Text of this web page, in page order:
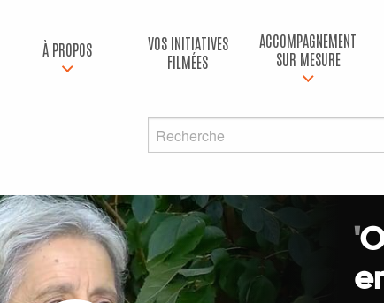
À PROPOS
VOS INITIATIVES
FILMÉES
ACCOMPAGNEMENT
SUR MESURE
'